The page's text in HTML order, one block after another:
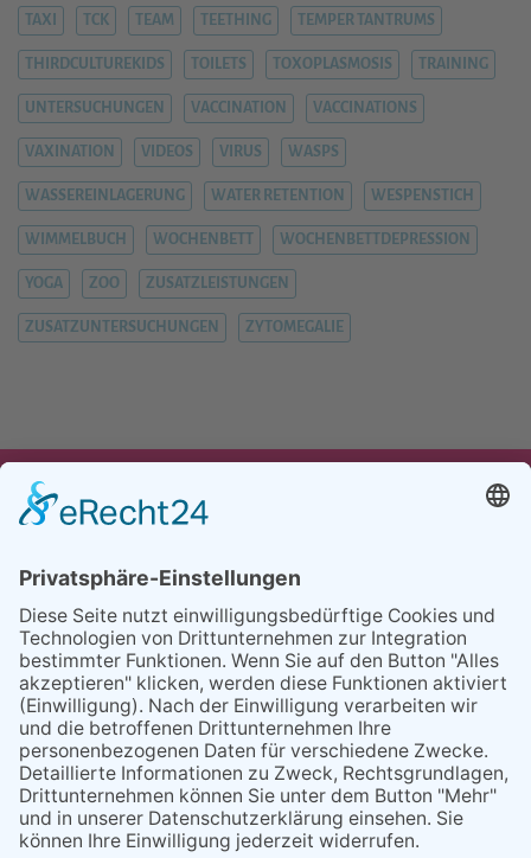
TAXI TCK TEAM TEETHING TEMPER TANTRUMS
THIRDCULTUREKIDS TOILETS TOXOPLASMOSIS TRAINING
UNTERSUCHUNGEN VACCINATION VACCINATIONS
VAXINATION VIDEOS VIRUS WASPS
WASSEREINLAGERUNG WATER RETENTION WESPENSTICH
WIMMELBUCH WOCHENBETT WOCHENBETTDEPRESSION
YOGA ZOO ZUSATZLEISTUNGEN
ZUSATZUNTERSUCHUNGEN ZYTOMEGALIE
UNSER ANGEBOT
PARTNER
REFERENZEN
BLOG
FAQ
KONTAKT
BESUCHEN
BESUCHEN